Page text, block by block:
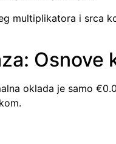
multiplikatora i srca
Osnove
oklada je samo